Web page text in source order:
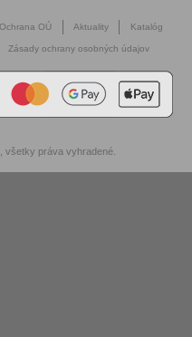
Ochrana OÚ Aktuality Katalóg
Zásady ochrany osobných údajov
, všetky práva vyhradené.